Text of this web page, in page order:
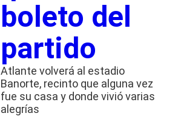
boleto del
partido
Atlante volverá al estadio
Banorte, recinto que alguna vez
fue su casa y donde vivió varias
alegrías